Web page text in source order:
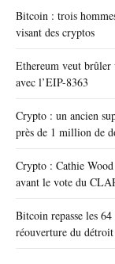
Bitcoin : trois
visant des cryptos
Ethereum veut brûler
avec l’EIP-8363
Crypto : un ancien
près de 1 million de
Crypto : Cathie
avant le vote du
Bitcoin repasse les
réouverture du